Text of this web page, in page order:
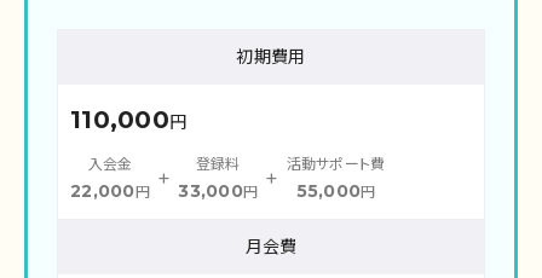
初期費用
110,000円
入会金
22,000円 +
登録料
33,000円 +
活動サポート費
55,000円
月会費